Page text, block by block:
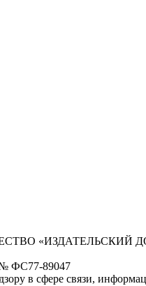
«ИЗДАТЕЛЬСКИЙ
№ ФС77-89047
в сфере связи,